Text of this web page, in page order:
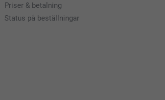
Priser & betalning
Status på beställningar